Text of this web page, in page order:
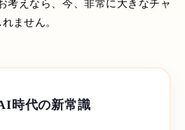
考えなら、今、非常に大きなチャ
ません。
時代の新常識